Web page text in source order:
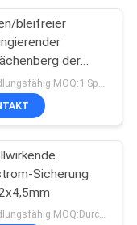
bleifreier
der
1206 schnell
Sicherung
Verhandlungsfähig MOQ:Durchkontaktierung